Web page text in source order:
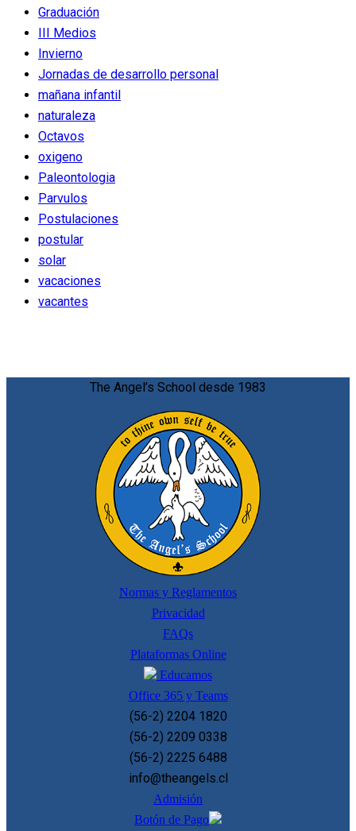
Graduación
III Medios
Invierno
Jornadas de desarrollo personal
mañana infantil
naturaleza
Octavos
oxigeno
Paleontologia
Parvulos
Postulaciones
postular
solar
vacaciones
vacantes
The Angel’s School desde 1983
Normas y Reglamentos
Privacidad
FAQs
Plataformas Online
Educamos
Office 365 y Teams
(56-2) 2204 1820
(56-2) 2209 0338
(56-2) 2225 6488
info@theangels.cl
Admisión
Botón de Pago